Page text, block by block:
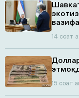
14 соат
15 соат